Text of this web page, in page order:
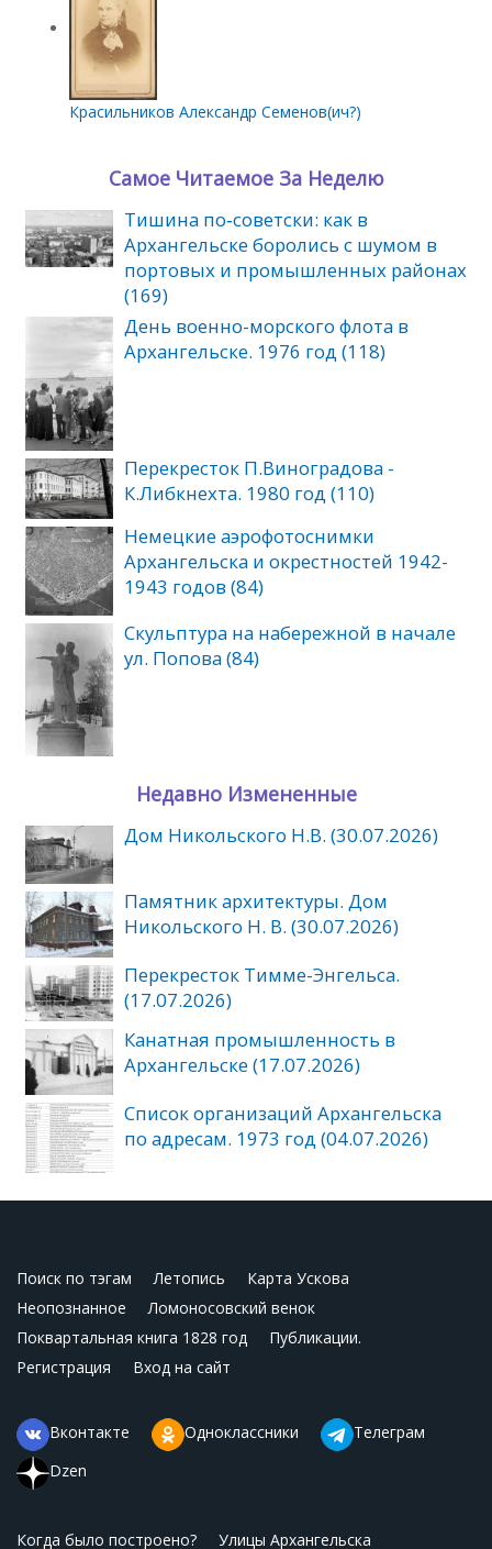
Красильников Александр Семенов(ич?)
Самое Читаемое За Неделю
Тишина по‑советски: как в
Архангельске боролись с шумом в
портовых и промышленных районах
(169)
День военно-морского флота в
Архангельске. 1976 год (118)
Перекресток П.Виноградова -
К.Либкнехта. 1980 год (110)
Немецкие аэрофотоснимки
Архангельска и окрестностей 1942-
1943 годов (84)
Скульптура на набережной в начале
ул. Попова (84)
Недавно Измененные
Дом Никольского Н.В. (30.07.2026)
Памятник архитектуры. Дом
Никольского Н. В. (30.07.2026)
Перекресток Тимме-Энгельса.
(17.07.2026)
Канатная промышленность в
Архангельске (17.07.2026)
Список организаций Архангельска
по адресам. 1973 год (04.07.2026)
Поиск по тэгам Летопись
Карта Ускова
Неопознанное
Ломоносовский венок
Поквартальная книга 1828 год
Публикации.
Регистрация
Вход на сайт
Вконтакте Одноклассники
Телеграм
Dzen
Когда было построено? Улицы Архангельска